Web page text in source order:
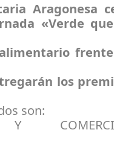
Aragonesa
«Verde
los
son:
Y